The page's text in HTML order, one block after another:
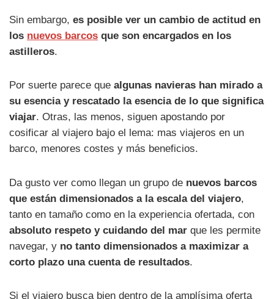
Sin embargo, es posible ver un cambio de actitud en
los nuevos barcos que son encargados en los
astilleros.
Por suerte parece que algunas navieras han mirado a
su esencia y rescatado la esencia de lo que significa
viajar. Otras, las menos, siguen apostando por
cosificar al viajero bajo el lema: mas viajeros en un
barco, menores costes y más beneficios.
Da gusto ver como llegan un grupo de nuevos barcos
que están dimensionados a la escala del viajero,
tanto en tamaño como en la experiencia ofertada, con
absoluto respeto y cuidando del mar que les permite
navegar, y no tanto dimensionados a maximizar a
corto plazo una cuenta de resultados.
Si el viajero busca bien dentro de la amplísima oferta